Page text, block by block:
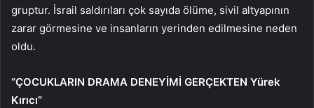
gruptur. İsrail saldırıları çok sayıda ölüme, sivil altyapının
zarar görmesine ve insanların yerinden edilmesine neden
oldu.
“ÇOCUKLARIN DRAMA DENEYİMİ GERÇEKTEN Yürek
Kırıcı”